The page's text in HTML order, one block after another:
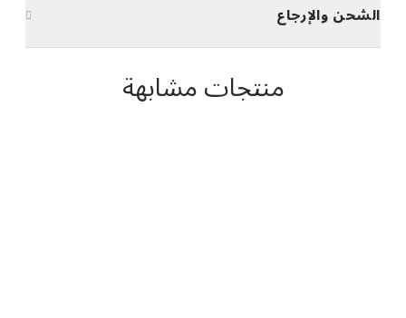
الشحن والإرجاع
منتجات مشابهة